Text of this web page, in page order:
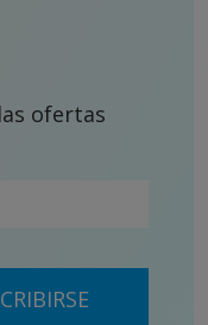
ofertas